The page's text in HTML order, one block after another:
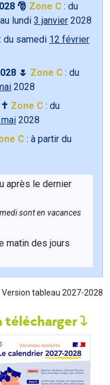
🎅 Zone C : du
lundi 3 janvier 2028
du samedi 12 février
🌷 Zone C : du
2028
✝️ Zone C : du
2028
C : à partir du
après le dernier
sont en vacances
matin des jours
Version tableau 2027-2028
télécharger